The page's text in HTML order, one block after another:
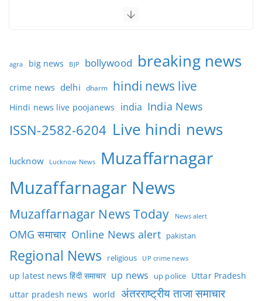
agra big news BJP bollywood breaking news
crime news delhi dharm hindi news live
Hindi news live poojanews india India News
ISSN-2582-6204 Live hindi news
lucknow Lucknow News Muzaffarnagar
Muzaffarnagar News
Muzaffarnagar News Today News alert
OMG समाचार Online News alert pakistan
Regional News religious UP crime news
up latest news हिंदी समाचार up news up police Uttar Pradesh
uttar pradesh news world अंतरराष्ट्रीय ताजा समाचार